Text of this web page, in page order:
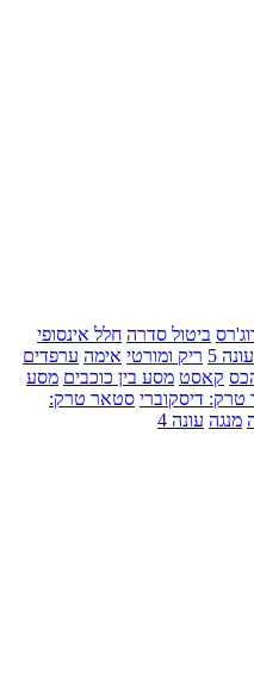
ביטול סדרה חלל אינסופי
עונה 5 ריק ומורטי אימה ערפדים
קאסט מסע בין כוכבים מסע
דיסקוברי סטאר טרק:
מנגה עונה 4